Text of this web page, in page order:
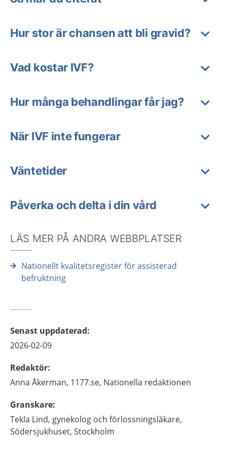
Hur stor är chansen att bli gravid?
Vad kostar IVF?
Hur många behandlingar får jag?
När IVF inte fungerar
Väntetider
Påverka och delta i din vård
LÄS MER PÅ ANDRA WEBBPLATSER
Nationellt kvalitetsregister för assisterad
befruktning
Senast uppdaterad:
2026-02-09
Redaktör:
Anna Åkerman, 1177.se, Nationella redaktionen
Granskare:
Tekla Lind, gynekolog och förlossningsläkare,
Södersjukhuset, Stockholm